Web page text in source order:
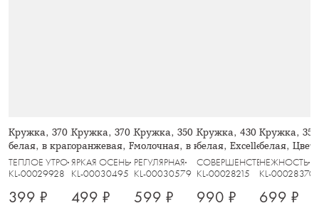
Кружка, 370 мл, 2 шт, керамика,
белая, в крапинку, Scanno
ТЕПЛОЕ УТРО
KL-00029928
399 ₽
Кружка, 370 мл, фарфор N,
оранжевая, Fall stories, Autumn
ЯРКАЯ ОСЕНЬ
KL-00030495
499 ₽
Кружка, 350 мл, 2 шт, керамика,
молочная, в крапинку, Viveiro
РЕГУЛЯРНАЯ
KL-00030579
599 ₽
Кружка, 430 мл, 2 шт,
белая, Excellence
СОВЕРШЕНСТВО
KL-00028215
990 ₽
Кружка,
белая,
НЕЖНОСТЬ
KL-00028370
699 ₽